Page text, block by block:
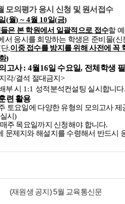
모의평가 응시 신청 및 원서접수
(월) ~ 4월 10일(금)
은 본 학원에서 일괄적으로 접수할
서 응시를 희망하는 학생은 준비물(신
단,이중 접수를 방지를 위해 사전에 꼭
)
고사: 4월 16일 수요일, 전체학생
지각/결석 절대금지 >
부 시 1:1 성적분석컨설팅 실시합니다.
련 활용
토요일에 다양한 유형의 모의고사
시)
주 목요일까지 신청해야 합니다.
문제지와 해설지를 수령해서 반드시
(재원생 공지) 5월 교육통신문